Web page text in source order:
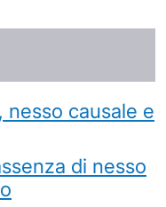
causale e
di nesso